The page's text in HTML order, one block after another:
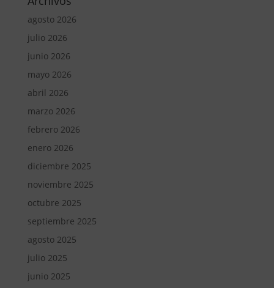
agosto 2026
julio 2026
junio 2026
mayo 2026
abril 2026
marzo 2026
febrero 2026
enero 2026
diciembre 2025
noviembre 2025
octubre 2025
septiembre 2025
agosto 2025
julio 2025
junio 2025